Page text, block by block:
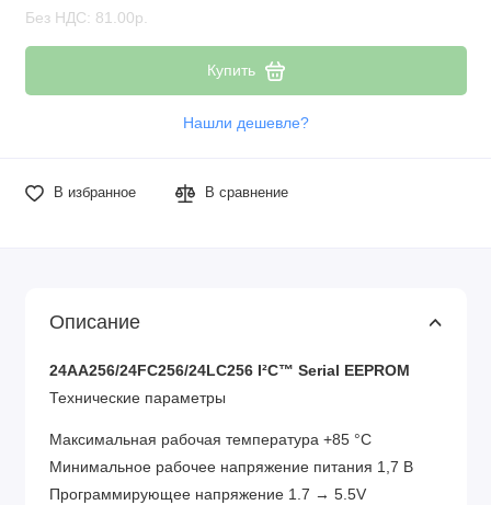
Транзисторы
Без НДС: 81.00р.
Купить
Нашли дешевле?
В избранное В сравнение
Описание
24AA256/24FC256/24LC256 I²C™ Serial EEPROM
Технические параметры
Максимальная рабочая температура +85 °C
Минимальное рабочее напряжение питания 1,7 В
Программирующее напряжение 1.7 → 5.5V